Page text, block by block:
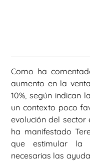
Como ha
aumento en la
10%, según indican
un contexto poco
evolución del sector
ha manifestado
que estimular la
necesarias las